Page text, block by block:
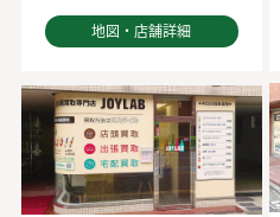
地図・店舗詳細